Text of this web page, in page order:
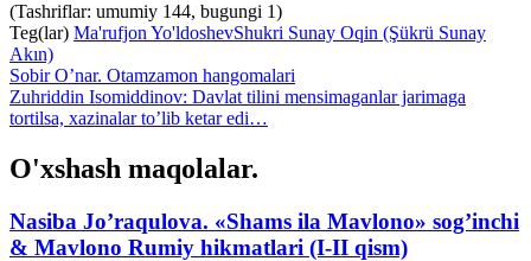
(Tashriflar: umumiy 144, bugungi 1)
Teg(lar) Ma'rufjon Yo'ldoshevShukri Sunay Oqin (Şükrü Sunay
Akın)
Sobir O’nar. Otamzamon hangomalari
Zuhriddin Isomiddinov: Davlat tilini mensimaganlar jarimaga
tortilsa, xazinalar to’lib ketar edi…
O'xshash maqolalar.
Nasiba Jo’raqulova. «Shams ila Mavlono» sog’inchi
& Mavlono Rumiy hikmatlari (I-II qism)